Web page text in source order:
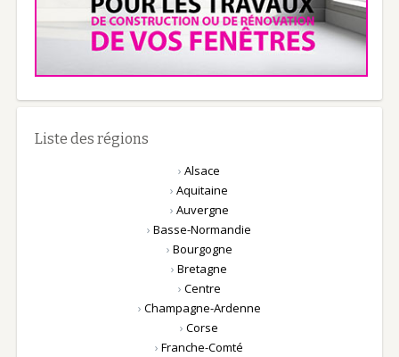
Liste des régions
›Alsace
›Aquitaine
› Auvergne
›Basse-Normandie
› Bourgogne
›Bretagne
› Centre
› Champagne-Ardenne
›Corse
›Franche-Comté